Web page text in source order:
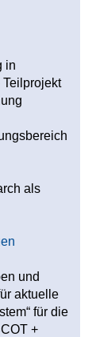
in
als
und
aktuelle
für die
+